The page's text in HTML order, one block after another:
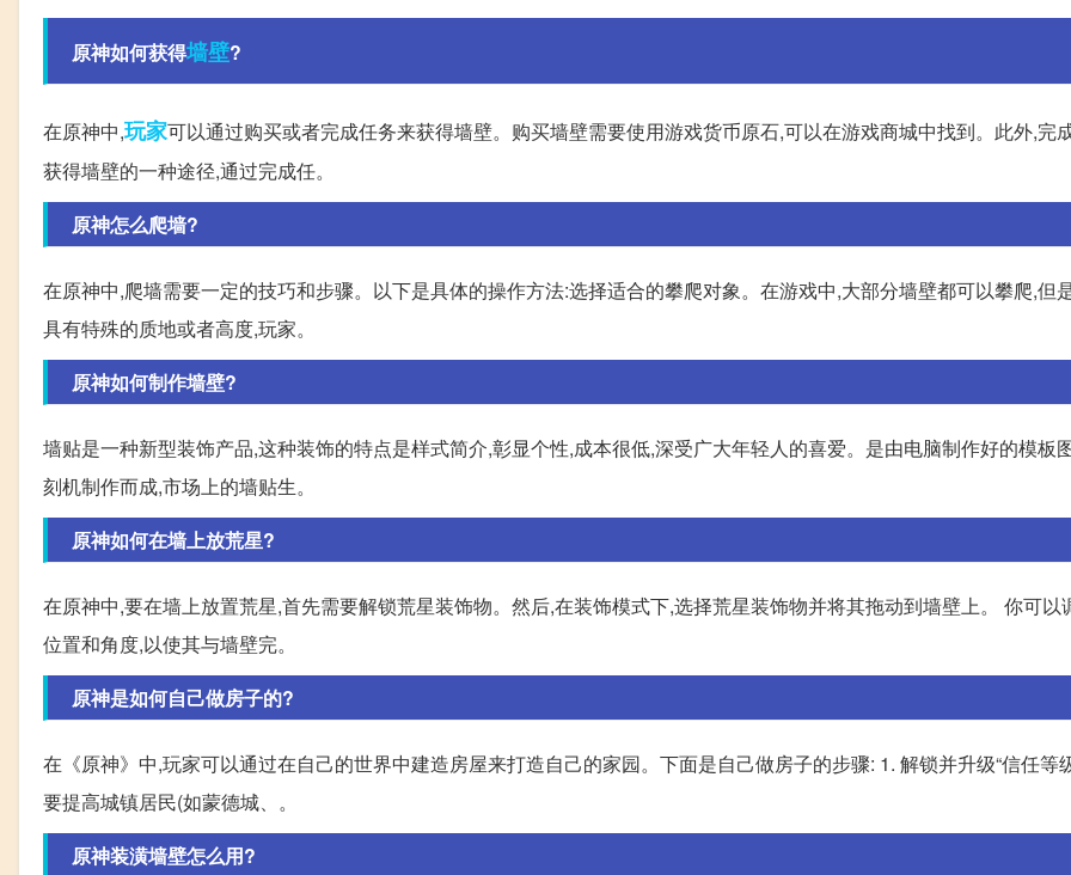
原神如何获得墙壁?
在原神中,玩家可以通过购买或者完成任务来获得墙壁。购买墙壁需要使用游戏货币原石,可以在游戏商城中找到。此外,完
获得墙壁的一种途径,通过完成任。
原神怎么爬墙?
在原神中,爬墙需要一定的技巧和步骤。以下是具体的操作方法:选择适合的攀爬对象。在游戏中,大部分墙壁都可以攀爬,但
具有特殊的质地或者高度,玩家。
原神如何制作墙壁?
墙贴是一种新型装饰产品,这种装饰的特点是样式简介,彰显个性,成本很低,深受广大年轻人的喜爱。是由电脑制作好的模板
刻机制作而成,市场上的墙贴生。
原神如何在墙上放荒星?
在原神中,要在墙上放置荒星,首先需要解锁荒星装饰物。然后,在装饰模式下,选择荒星装饰物并将其拖动到墙壁上。 你可以
位置和角度,以使其与墙壁完。
原神是如何自己做房子的?
在《原神》中,玩家可以通过在自己的世界中建造房屋来打造自己的家园。下面是自己做房子的步骤: 1. 解锁并升级“信任等
要提高城镇居民(如蒙德城、。
原神装潢墙壁怎么用?